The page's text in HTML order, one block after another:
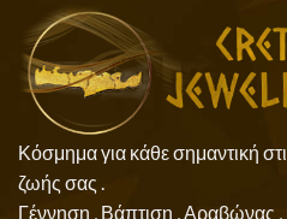
Κόσμημα για κάθε σημαντική
ζωής σας .
Γέννηση , Βάπτιση , Αραβώνας ,